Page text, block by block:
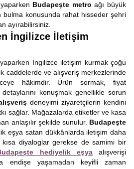
Budapeşte metro ağı büyük
bulma konusunda rahat hisseder şehri
ayırabilirsiniz.
İngilizce İletişim
İngilizce iletişim kurmak çoğu
caddelerde ve alışveriş merkezlerinde
hâkimdir. Ürün sormak, fiyat
konuşmak genellikle sorun
deneyimi ziyaretçilerin kendini
sağlar. Mağazalarda etiketler ve kasa
anlaşılır şekilde sunulur. Budapeşte
eşya satan dükkânlarda iletişim daha
kısa diyaloglar gerekse de samimi bir
hediyelik eşyaalışverişi
endişe yaşamadan keyifli zaman